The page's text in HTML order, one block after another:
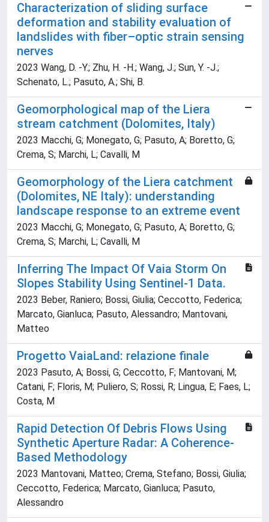
Characterization of sliding surface
deformation and stability evaluation of
landslides with fiber–optic strain sensing
nerves
2023 Wang, D. -Y.; Zhu, H. -H.; Wang, J.; Sun, Y. -J.;
Schenato, L.; Pasuto, A.; Shi, B.
Geomorphological map of the Liera
stream catchment (Dolomites, Italy)
2023 Macchi, G; Monegato, G; Pasuto, A; Boretto, G;
Crema, S; Marchi, L; Cavalli, M
Geomorphology of the Liera catchment
(Dolomites, NE Italy): understanding
landscape response to an extreme event
2023 Macchi, G; Monegato, G; Pasuto, A; Boretto, G;
Crema, S; Marchi, L; Cavalli, M
Inferring The Impact Of Vaia Storm On
Slopes Stability Using Sentinel-1 Data.
2023 Beber, Raniero; Bossi, Giulia; Ceccotto, Federica;
Marcato, Gianluca; Pasuto, Alessandro; Mantovani,
Matteo
Progetto VaiaLand: relazione finale
2023 Pasuto, A; Bossi, G; Ceccotto, F; Mantovani, M;
Catani, F; Floris, M; Puliero, S; Rossi, R; Lingua, E; Faes, L;
Costa, M
Rapid Detection Of Debris Flows Using
Synthetic Aperture Radar: A Coherence-
Based Methodology
2023 Mantovani, Matteo; Crema, Stefano; Bossi, Giulia;
Ceccotto, Federica; Marcato, Gianluca; Pasuto,
Alessandro